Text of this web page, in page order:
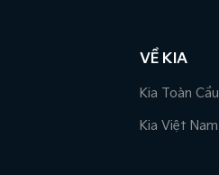
VỀ KIA
Kia Toàn Cầu
Kia Việt Nam